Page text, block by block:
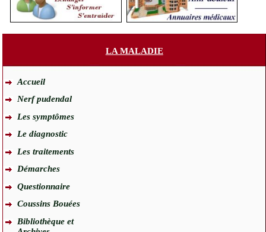
LA MALADIE
Accueil
Nerf pudendal
Les symptômes
Le diagnostic
Les traitements
Démarches
Questionnaire
Coussins Bouées
Bibliothèque et